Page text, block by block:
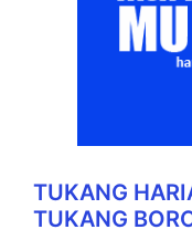
TUKANG
TUKANG